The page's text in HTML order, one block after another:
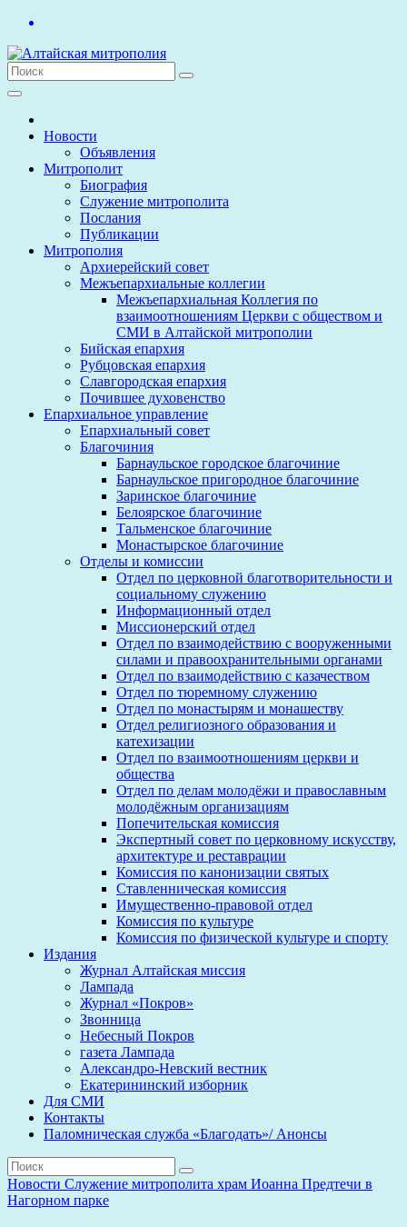
Перейти
содержимому
Новости
Объявления
Митрополит
Биография
Служение митрополита
Послания
Публикации
Митрополия
Архиерейский совет
Межъепархиальные коллегии
Межъепархиальная Коллегия по
взаимоотношениям Церкви с обществом и
СМИ в Алтайской митрополии
Бийская епархия
Рубцовская епархия
Славгородская епархия
Почившее духовенство
Епархиальное управление
Епархиальный совет
Благочиния
Барнаульское городское благочиние
Барнаульское пригородное благочиние
Заринское благочиние
Белоярское благочиние
Тальменское благочиние
Монастырское благочиние
Отделы и комиссии
Отдел по церковной благотворительности и
социальному служению
Информационный отдел
Миссионерский отдел
Отдел по взаимодействию с вооруженными
силами и правоохранительными органами
Отдел по взаимодействию с казачеством
Отдел по тюремному служению
Отдел по монастырям и монашеству
Отдел религиозного образования и
катехизации
Отдел по взаимоотношениям церкви и
общества
Отдел по делам молодёжи и православным
молодёжным организациям
Попечительская комиссия
Экспертный совет по церковному искусству,
архитектуре и реставрации
Комиссия по канонизации святых
Ставленническая комиссия
Имущественно-правовой отдел
Комиссия по культуре
Комиссия по физической культуре и спорту
Издания
Журнал Алтайская миссия
Лампада
Журнал «Покров»
Звонница
Небесный Покров
газета Лампада
Александро-Невский вестник
Екатерининский изборник
Для СМИ
Контакты
Паломническая служба «Благодать»/ Анонсы
Новости Служение митрополита храм Иоанна Предтечи в
Нагорном парке